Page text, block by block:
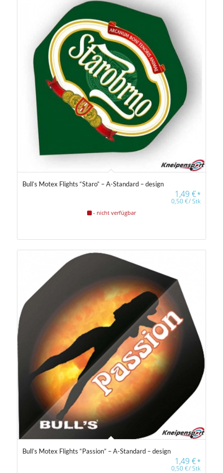
Bull’s Motex Flights “Staro” – A-Standard – design
1,49€*
0,50€/Stk
- nicht verfügbar
Bull’s Motex Flights “Passion” – A-Standard – design
1,49€*
0,50€/Stk